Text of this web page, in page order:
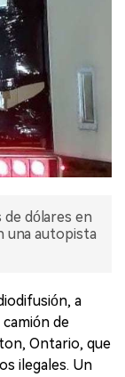
dólares en
una autopista
a
de
Ontario, que
ilegales. Un